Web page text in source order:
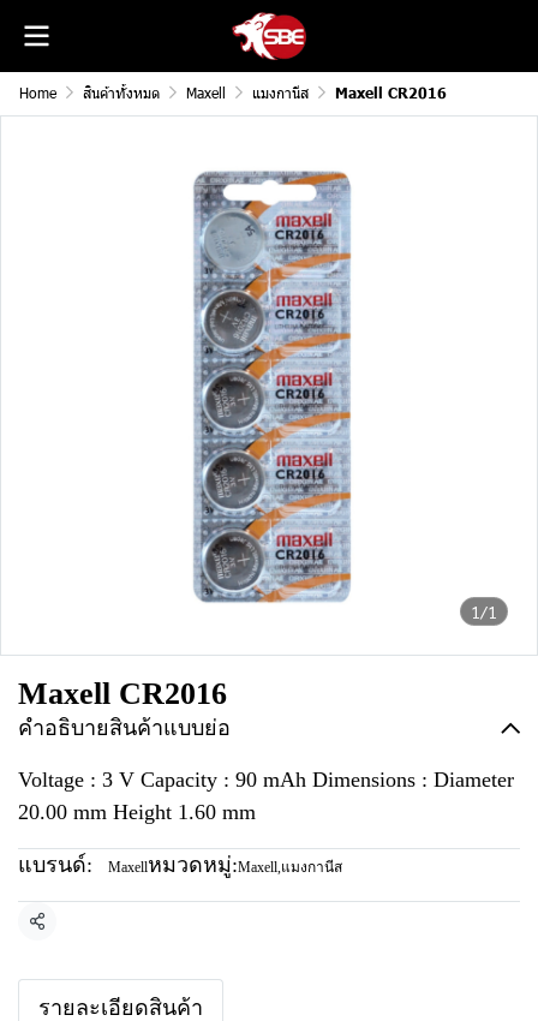
Home สินค้าทั้งหมด Maxell แมงกานีส Maxell CR2016
1/1
Maxell CR2016
คำอธิบายสินค้าแบบย่อ
Voltage : 3 V Capacity : 90 mAh Dimensions : Diameter
20.00 mm Height 1.60 mm
แบรนด์: Maxellหมวดหมู่:Maxell,แมงกานีส
แชร์
รายละเอียดสินค้า